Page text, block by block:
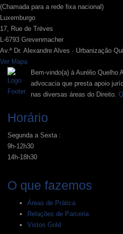
(Chamada para a rede fixa nacional)
Luxemburgo
17, Rue de Trèves
L-6793 Grevenmacher
Av.ª Dr. Alexandre Alves ∙ Urbanização
Ver Mapa
Bem-vindo(a) à Aurélio Quelho
advocacia que presta apoio
nas diversas áreas do Direito.
Horário
Segunda a Sexta :
9h-12h30
14h-18h30
O que fazemos
Áreas de Prática
Relações de Parceria
Vistos Gold